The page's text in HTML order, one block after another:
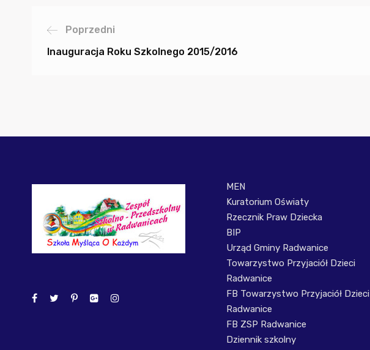
Poprzedni
Inauguracja Roku Szkolnego 2015/2016
MEN
Kuratorium Oświaty
Rzecznik Praw Dziecka
BIP
Urząd Gminy Radwanice
Towarzystwo Przyjaciół Dzieci
Radwanice
FB Towarzystwo Przyjaciół Dzieci
Radwanice
FB ZSP Radwanice
Dziennik szkolny